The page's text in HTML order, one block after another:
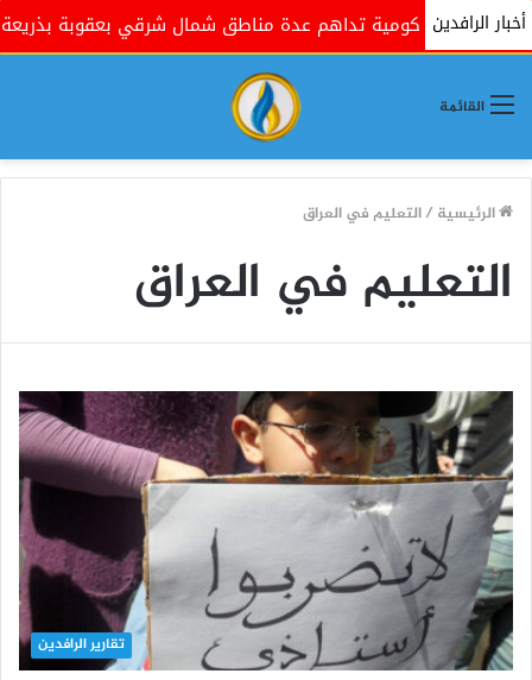
أخبار الرافدينتداهم عدة مناطق شمال شرقي بعقوبة بذريعة البحث عن
القائمة
الرئيسية /التعليم في العراق
التعليم في العراق
تقارير الرافدين